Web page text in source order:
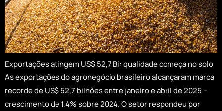
Exportações atingem US$ 52,7 Bi: qualidade começa no solo
As exportações do agronegócio brasileiro alcançaram marca
recorde de US$ 52,7 bilhões entre janeiro e abril de 2025 –
crescimento de 1,4% sobre 2024. O setor respondeu por